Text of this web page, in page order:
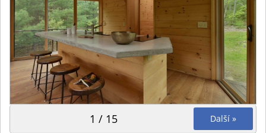
Další »
1 / 15